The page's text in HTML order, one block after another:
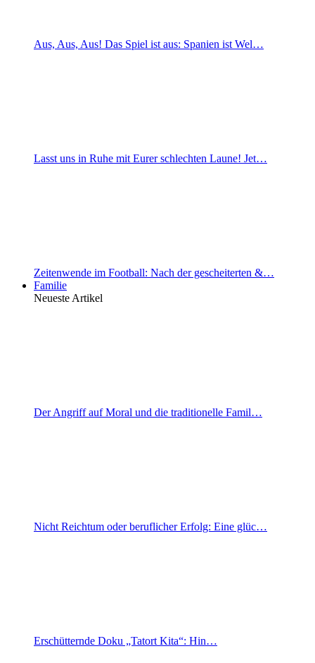
Aus, Aus, Aus! Das Spiel ist aus: Spanien ist Wel…
Lasst uns in Ruhe mit Eurer schlechten Laune! Jet…
Zeitenwende im Football: Nach der gescheiterten &…
Familie
Neueste Artikel
Der Angriff auf Moral und die traditionelle Famil…
Nicht Reichtum oder beruflicher Erfolg: Eine glüc…
Erschütternde Doku „Tatort Kita“: Hin…